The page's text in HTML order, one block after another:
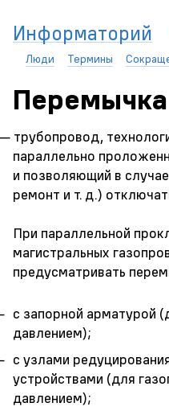
Информаторий
Люди Термины
Перемычка
трубопровод,
параллельно
и позволяющий в
ремонт и т. д.)
При параллельной
магистральных
предусматривать
с запорной арматурой
давлением);
с узлами
устройствами (для
давлением);